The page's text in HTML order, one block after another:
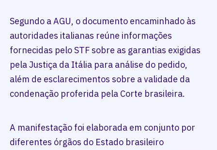
Segundo a AGU, o documento encaminhado às
autoridades italianas reúne informações
fornecidas pelo STF sobre as garantias exigidas
pela Justiça da Itália para análise do pedido,
além de esclarecimentos sobre a validade da
condenação proferida pela Corte brasileira.
A manifestação foi elaborada em conjunto por
diferentes órgãos do Estado brasileiro